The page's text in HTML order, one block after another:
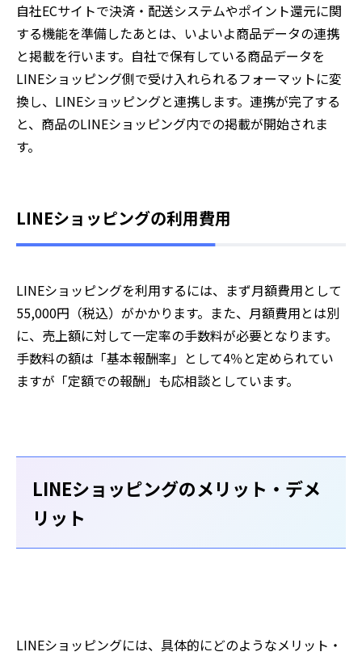
自社ECサイトで決済・配送システムやポイント還元に関
する機能を準備したあとは、いよいよ商品データの連携
と掲載を行います。自社で保有している商品データを
LINEショッピング側で受け入れられるフォーマットに変
換し、LINEショッピングと連携します。連携が完了する
と、商品のLINEショッピング内での掲載が開始されま
す。
LINEショッピングの利用費用
LINEショッピングを利用するには、まず月額費用として
55,000円（税込）がかかります。また、月額費用とは別
に、売上額に対して一定率の手数料が必要となります。
手数料の額は「基本報酬率」として4％と定められてい
ますが「定額での報酬」も応相談としています。
LINEショッピングのメリット・デメ
リット
LINEショッピングには、具体的にどのようなメリット・